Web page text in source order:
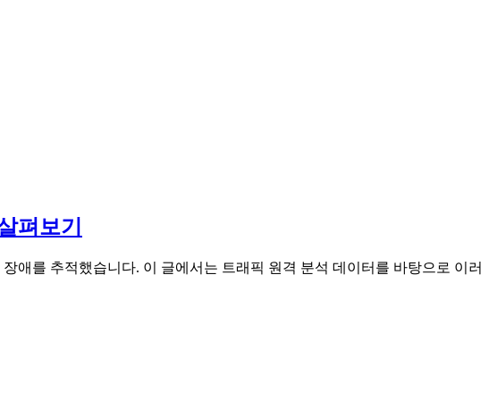
펴보기
애를 추적했습니다. 이 글에서는 트래픽 원격 분석 데이터를 바탕으로 이러